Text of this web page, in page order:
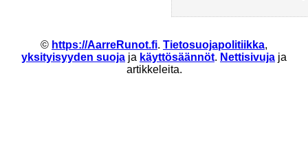
© https://AarreRunot.fi. Tietosuojapolitiikka,
yksityisyyden suoja ja käyttösäännöt. Nettisivuja ja
artikkeleita.